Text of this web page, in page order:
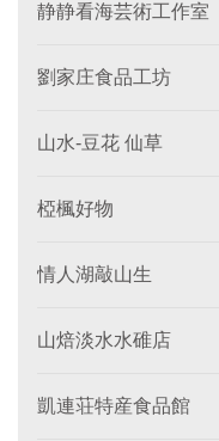
静静看海芸術工作室
劉家庄食品工坊
山水-豆花 仙草
椏楓好物
情人湖敲山生
山焙淡水水碓店
凱連荘特産食品館